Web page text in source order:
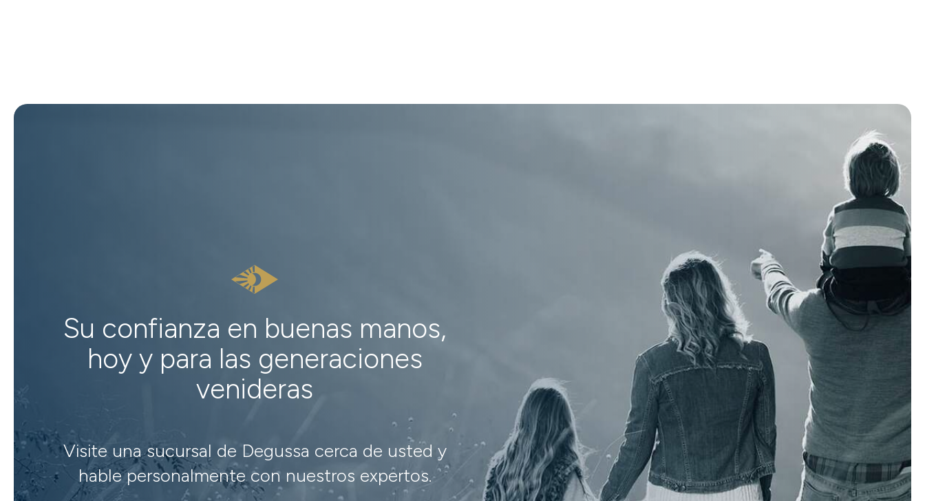
Su confianza en buenas manos,
hoy y para las generaciones
venideras
Visite una sucursal de Degussa cerca de usted y
hable personalmente con nuestros expertos.